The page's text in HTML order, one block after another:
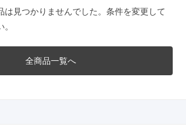
は見つかりませんでした。条件を変更して
全商品一覧へ